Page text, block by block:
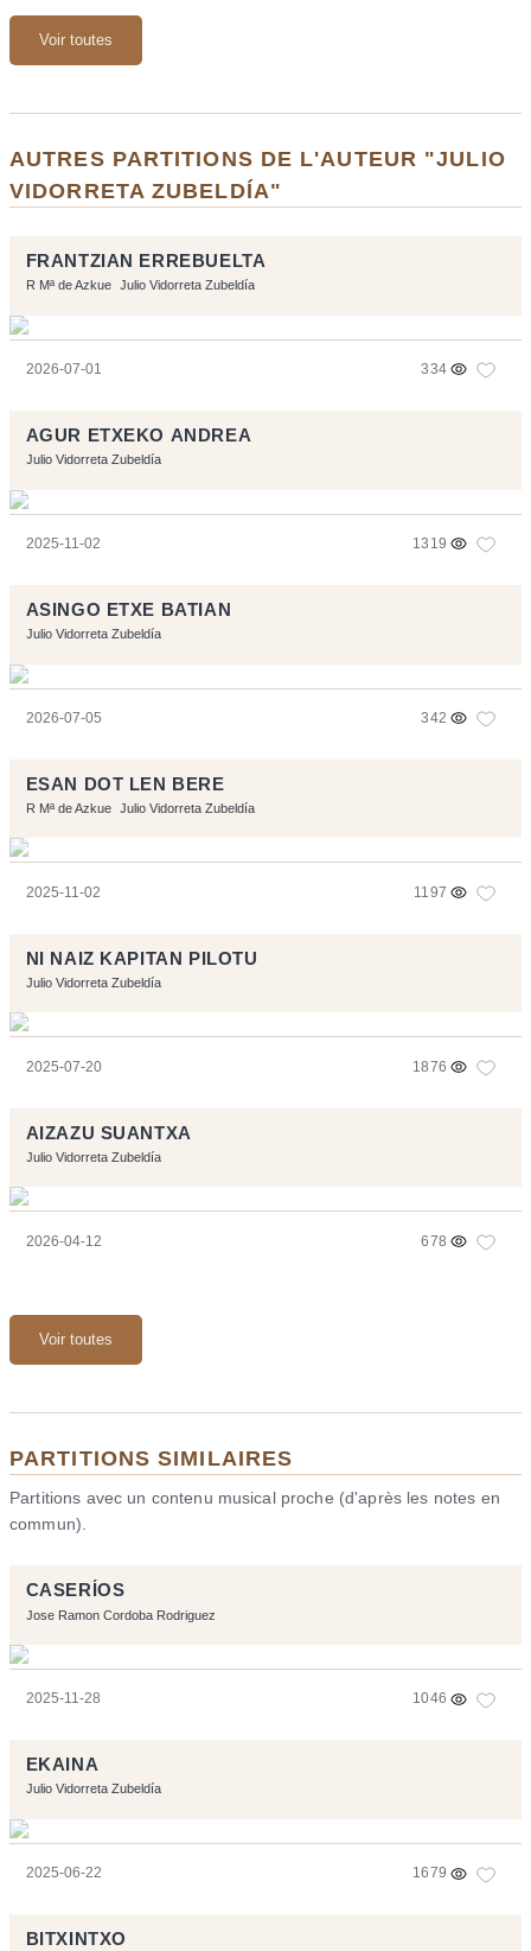
Voir toutes
AUTRES PARTITIONS DE L'AUTEUR "JULIO
VIDORRETA ZUBELDÍA"
FRANTZIAN ERREBUELTA
R Mª de Azkue Julio Vidorreta Zubeldía
2026-07-01 334
AGUR ETXEKO ANDREA
Julio Vidorreta Zubeldía
2025-11-02 1319
ASINGO ETXE BATIAN
Julio Vidorreta Zubeldía
2026-07-05 342
ESAN DOT LEN BERE
R Mª de Azkue Julio Vidorreta Zubeldía
2025-11-02 1197
NI NAIZ KAPITAN PILOTU
Julio Vidorreta Zubeldía
2025-07-20 1876
AIZAZU SUANTXA
Julio Vidorreta Zubeldía
2026-04-12 678
Voir toutes
PARTITIONS SIMILAIRES
Partitions avec un contenu musical proche (d'après les notes en
commun).
CASERÍOS
Jose Ramon Cordoba Rodriguez
2025-11-28 1046
EKAINA
Julio Vidorreta Zubeldía
2025-06-22 1679
BITXINTXO